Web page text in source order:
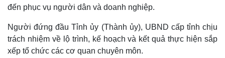
Thế giới
Quan sát
Cuộc sống đó đây
Multimedia
Video
Ảnh
đến phục vụ người dân và doanh nghiệp.
Người đứng đầu Tỉnh ủy (Thành ủy), UBND cấp tỉnh chịu
trách nhiệm về lộ trình, kế hoạch và kết quả thực hiện sắp
xếp tổ chức các cơ quan chuyên môn.